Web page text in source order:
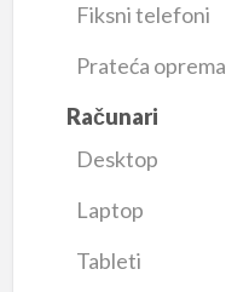
Fiksni telefoni
Prateća oprema
Računari
Desktop
Laptop
Tableti